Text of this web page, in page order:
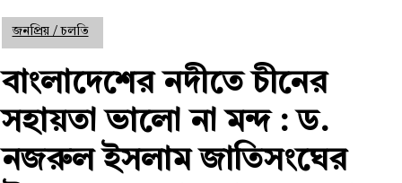
জনপ্রিয় / চলতি
বাংলাদেশের নদীতে চীনের
সহায়তা ভালো না মন্দ : ড.
নজরুল ইসলাম জাতিসংঘের